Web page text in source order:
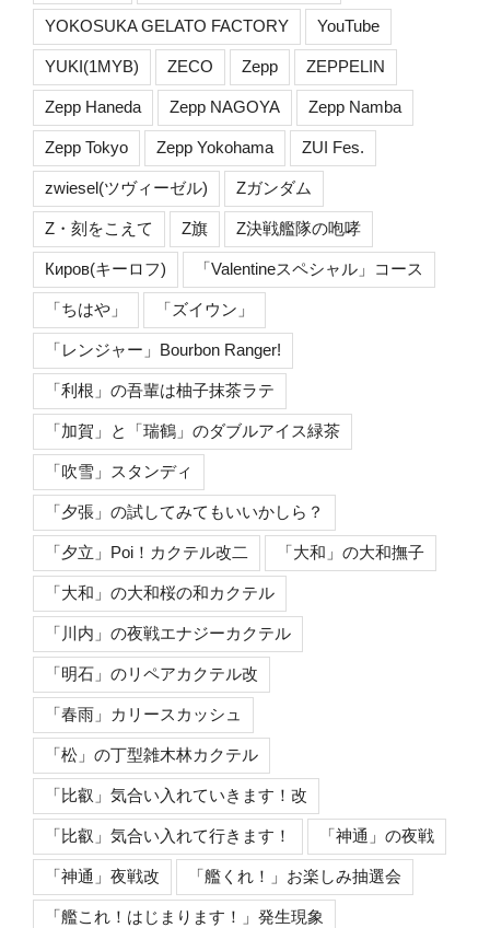
YOKOSUKA GELATO FACTORY YouTube
YUKI(1MYB) ZECO Zepp ZEPPELIN
Zepp Haneda Zepp NAGOYA Zepp Namba
Zepp Tokyo Zepp Yokohama ZUI Fes.
zwiesel(ツヴィーゼル) Zガンダム
Z・刻をこえて Z旗 Z決戦艦隊の咆哮
Киров(キーロフ) 「Valentineスペシャル」コース
「ちはや」 「ズイウン」
「レンジャー」Bourbon Ranger!
「利根」の吾輩は柚子抹茶ラテ
「加賀」と「瑞鶴」のダブルアイス緑茶
「吹雪」スタンディ
「夕張」の試してみてもいいかしら？
「夕立」Poi！カクテル改二 「大和」の大和撫子
「大和」の大和桜の和カクテル
「川内」の夜戦エナジーカクテル
「明石」のリペアカクテル改
「春雨」カリースカッシュ
「松」の丁型雑木林カクテル
「比叡」気合い入れていきます！改
「比叡」気合い入れて行きます！ 「神通」の夜戦
「神通」夜戦改 「艦くれ！」お楽しみ抽選会
「艦これ！はじまります！」発生現象